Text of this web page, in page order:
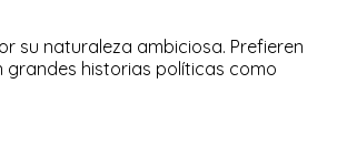
su naturaleza ambiciosa. Prefieren
grandes historias políticas como